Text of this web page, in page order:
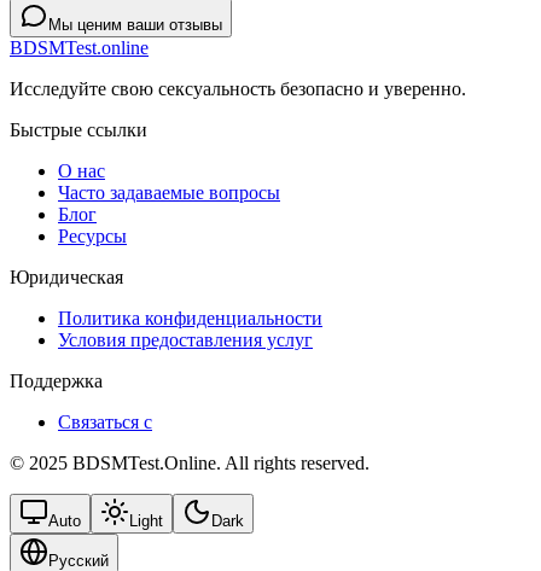
Мы ценим ваши отзывы
BDSMTest.online
Исследуйте свою сексуальность безопасно и уверенно.
Быстрые ссылки
О нас
Часто задаваемые вопросы
Блог
Ресурсы
Юридическая
Политика конфиденциальности
Условия предоставления услуг
Поддержка
Связаться с
© 2025 BDSMTest.Online. All rights reserved.
Auto Light Dark
Русский